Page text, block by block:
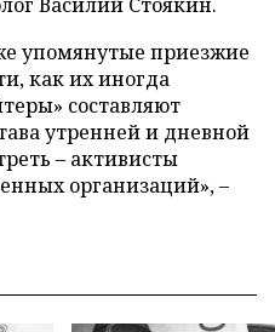
упомянутые приезжие
как их иногда
составляют
утренней и дневной
– активисты
организаций», –